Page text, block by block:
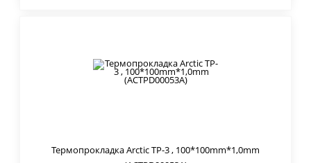
Термопрокладка Arctic TP-3 , 100*100mm*1,0mm